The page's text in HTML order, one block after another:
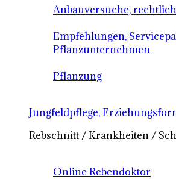
Anbauversuche,
Empfehlungen,
Pflanzunternehmen
Pflanzung
Jungfeldpflege,
Rebschnitt / Krankheiten /
Online Rebendoktor